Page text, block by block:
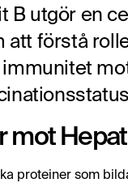
B utgör en
att förstå
mot
proteiner som